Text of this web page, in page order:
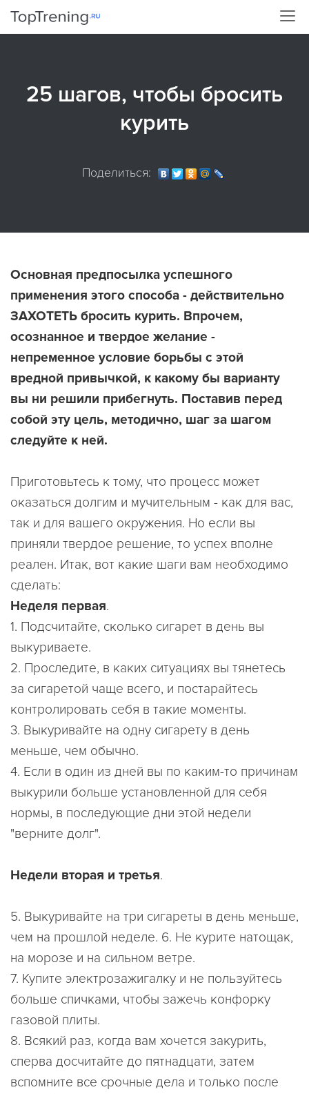
25 шагов, чтобы бросить
курить
Поделиться:
Основная предпосылка успешного
применения этого способа - действительно
ЗАХОТЕТЬ бросить курить. Впрочем,
осознанное и твердое желание -
непременное условие борьбы с этой
вредной привычкой, к какому бы варианту
вы ни решили прибегнуть. Поставив перед
собой эту цель, методично, шаг за шагом
следуйте к ней.
Приготовьтесь к тому, что процесс может
оказаться долгим и мучительным - как для вас,
так и для вашего окружения. Но если вы
приняли твердое решение, то успех вполне
реален. Итак, вот какие шаги вам необходимо
сделать:
Неделя первая.
1. Подсчитайте, сколько сигарет в день вы
выкуриваете.
2. Проследите, в каких ситуациях вы тянетесь
за сигаретой чаще всего, и постарайтесь
контролировать себя в такие моменты.
3. Выкуривайте на одну сигарету в день
меньше, чем обычно.
4. Если в один из дней вы по каким-то причинам
выкурили больше установленной для себя
нормы, в последующие дни этой недели
"верните долг".
Недели вторая и третья.
5. Выкуривайте на три сигареты в день меньше,
чем на прошлой неделе. 6. Не курите натощак,
на морозе и на сильном ветре.
7. Купите электрозажигалку и не пользуйтесь
больше спичками, чтобы зажечь конфорку
газовой плиты.
8. Всякий раз, когда вам хочется закурить,
сперва досчитайте до пятнадцати, затем
вспомните все срочные дела и только после